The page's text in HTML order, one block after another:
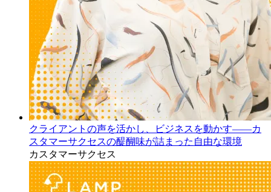
クライアントの声を活かし、ビジネスを動かす――カ
スタマーサクセスの醍醐味が詰まった自由な環境
カスタマーサクセス